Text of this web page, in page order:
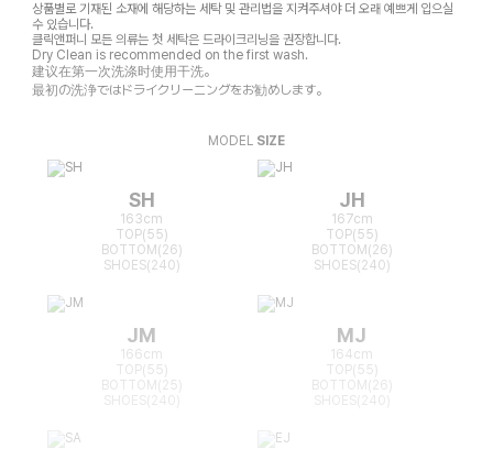
상품별로 기재된 소재에 해당하는 세탁 및 관리법을 지켜주셔야 더 오래 예쁘게 입으실
수 있습니다.
클릭앤퍼니 모든 의류는 첫 세탁은 드라이크리닝을 권장합니다.
Dry Clean is recommended on the first wash.
建议在第一次洗涤时使用干洗。
最初の洗浄ではドライクリーニングをお勧めします。
MODEL SIZE
SH
163cm
TOP(55)
BOTTOM(26)
SHOES(240)
JH
167cm
TOP(55)
BOTTOM(26)
SHOES(240)
JM
166cm
TOP(55)
BOTTOM(25)
MJ
164cm
TOP(55)
BOTTOM(26)